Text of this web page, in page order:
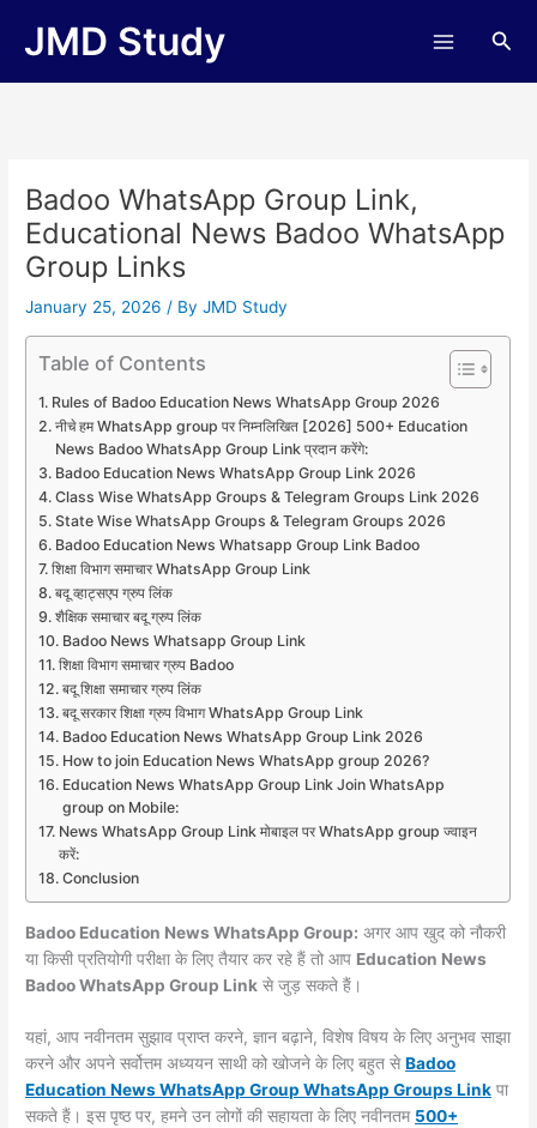
JMD Study
Badoo WhatsApp Group Link,
Educational News Badoo WhatsApp
Group Links
January 25, 2026/ ByJMD Study
Table of Contents
Rules of Badoo Education News WhatsApp Group 2026
नीचे हम WhatsApp group पर निम्नलिखित [2026] 500+ Education
News Badoo WhatsApp Group Link प्रदान करेंगे:
Badoo Education News WhatsApp Group Link 2026
Class Wise WhatsApp Groups & Telegram Groups Link 2026
State Wise WhatsApp Groups & Telegram Groups 2026
Badoo Education News Whatsapp Group Link Badoo
शिक्षा विभाग समाचार WhatsApp Group Link
बदू व्हाट्सएप ग्रुप लिंक
शैक्षिक समाचार बदू ग्रुप लिंक
Badoo News Whatsapp Group Link
शिक्षा विभाग समाचार ग्रुप Badoo
बदू शिक्षा समाचार ग्रुप लिंक
बदू सरकार शिक्षा ग्रुप विभाग WhatsApp Group Link
Badoo Education News WhatsApp Group Link 2026
How to join Education News WhatsApp group 2026?
Education News WhatsApp Group Link Join WhatsApp
group on Mobile:
News WhatsApp Group Link मोबाइल पर WhatsApp group ज्वाइन
करें:
Conclusion
Badoo Education News WhatsApp Group: अगर आप खुद को नौकरी
या किसी प्रतियोगी परीक्षा के लिए तैयार कर रहे हैं तो आप Education News
Badoo WhatsApp Group Link से जुड़ सकते हैं।
यहां, आप नवीनतम सुझाव प्राप्त करने, ज्ञान बढ़ाने, विशेष विषय के लिए अनुभव साझा
करने और अपने सर्वोत्तम अध्ययन साथी को खोजने के लिए बहुत सेBadoo
Education News WhatsApp Group WhatsApp GroupsLink पा
सकते हैं। इस पृष्ठ पर, हमने उन लोगों की सहायता के लिए नवीनतम 500+